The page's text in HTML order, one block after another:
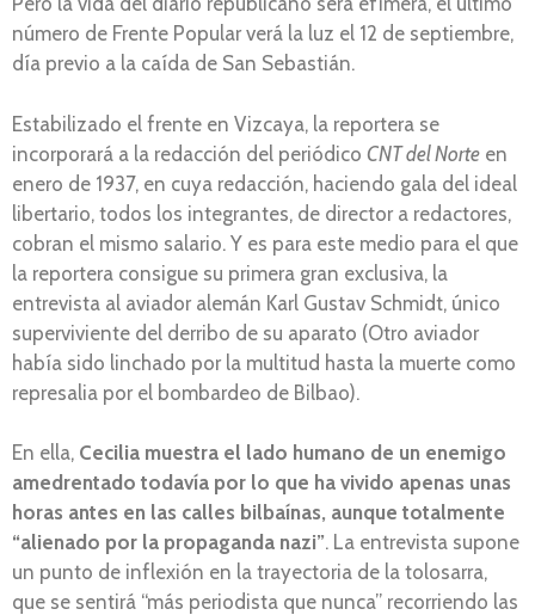
número de Frente Popular verá la luz el 12 de septiembre,
día previo a la caída de San Sebastián.
Estabilizado el frente en Vizcaya, la reportera se
incorporará a la redacción del periódico CNT del Norte en
enero de 1937, en cuya redacción, haciendo gala del ideal
libertario, todos los integrantes, de director a redactores,
cobran el mismo salario. Y es para este medio para el que
la reportera consigue su primera gran exclusiva, la
entrevista al aviador alemán Karl Gustav Schmidt, único
superviviente del derribo de su aparato (Otro aviador
había sido linchado por la multitud hasta la muerte como
represalia por el bombardeo de Bilbao).
En ella, Cecilia muestra el lado humano de un enemigo
amedrentado todavía por lo que ha vivido apenas unas
horas antes en las calles bilbaínas, aunque totalmente
“alienado por la propaganda nazi”. La entrevista supone
un punto de inflexión en la trayectoria de la tolosarra,
que se sentirá “más periodista que nunca” recorriendo las